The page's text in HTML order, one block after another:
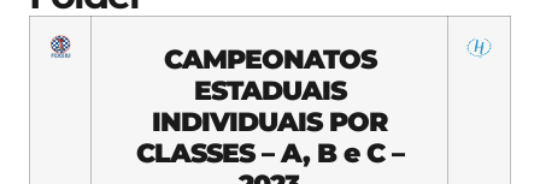
CAMPEONATOS
ESTADUAIS
INDIVIDUAIS POR
CLASSES – A, B e C –